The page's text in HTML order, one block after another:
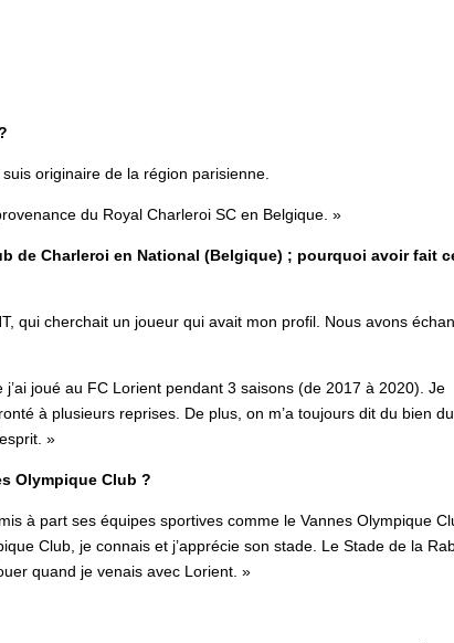
originaire de la région parisienne.
du Royal Charleroi SC en Belgique. »
de Charleroi en National (Belgique) ; pourquoi avoir fait
qui cherchait un joueur qui avait mon profil. Nous avons
joué au FC Lorient pendant 3 saisons (de 2017 à 2020). Je
à plusieurs reprises. De plus, on m’a toujours dit du bien du
»
Olympique Club ?
à part ses équipes sportives comme le Vannes Olympique
Club, je connais et j’apprécie son stade. Le Stade de la
quand je venais avec Lorient. »